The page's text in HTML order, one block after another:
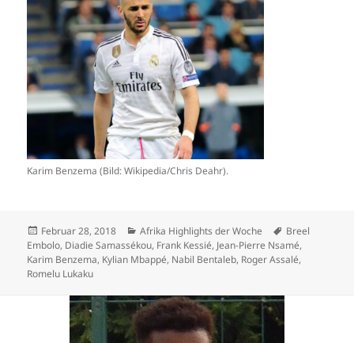
Karim Benzema (Bild: Wikipedia/Chris Deahr).
Veröffentlicht
am
Februar 28, 2018 Kategorien
Afrika Highlights der Woche Schlagwörter
Breel
Embolo, Diadie Samassékou, Frank Kessié, Jean-Pierre Nsamé,
Karim Benzema, Kylian Mbappé, Nabil Bentaleb, Roger Assalé,
Romelu Lukaku